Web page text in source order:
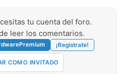
tu cuenta del foro.
leer los comentarios.
¡Regístrate!
COMO INVITADO